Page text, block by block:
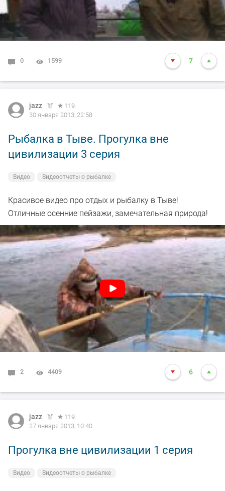
0 1599 7
jazz
119
30 января 2013, 22:58
Рыбалка в Тыве. Прогулка вне
цивилизации 3 серия
Видео Видеоотчеты о рыбалке
Красивое видео про отдых и рыбалку в Тыве!
Отличные осенние пейзажи, замечательная природа!
2 4409 6
jazz
119
27 января 2013, 10:40
Прогулка вне цивилизации 1 серия
Видео Видеоотчеты о рыбалке